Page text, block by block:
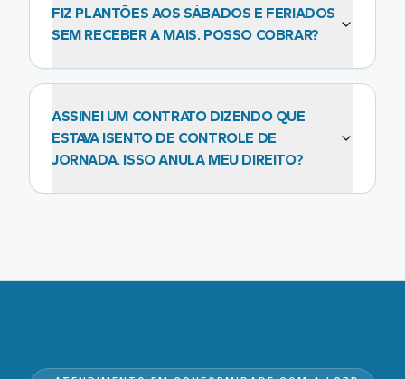
FIZ PLANTÕES AOS SÁBADOS E FERIADOS
SEM RECEBER A MAIS. POSSO COBRAR?
ASSINEI UM CONTRATO DIZENDO QUE
ESTAVA ISENTO DE CONTROLE DE
JORNADA. ISSO ANULA MEU DIREITO?